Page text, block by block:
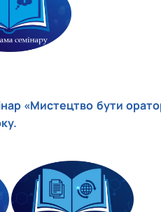
«Мистецтво бути